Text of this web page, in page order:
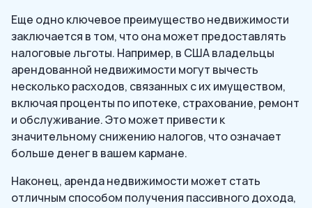
Еще одно ключевое преимущество недвижимости
заключается в том, что она может предоставлять
налоговые льготы. Например, в США владельцы
арендованной недвижимости могут вычесть
несколько расходов, связанных с их имуществом,
включая проценты по ипотеке, страхование, ремонт
и обслуживание. Это может привести к
значительному снижению налогов, что означает
больше денег в вашем кармане.
Наконец, аренда недвижимости может стать
отличным способом получения пассивного дохода,